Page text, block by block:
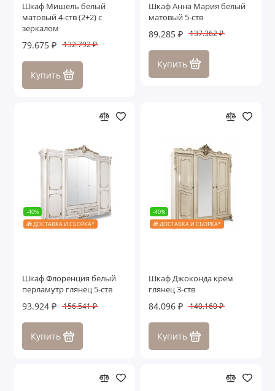
Шкаф Мишель белый
матовый 4-ств (2+2) с
зеркалом
79.675 ₽ 132.792 ₽
Купить
Шкаф Анна Мария белый
матовый 5-ств
89.285 ₽ 137.362 ₽
Купить
-40%
🎁 ДОСТАВКА И СБОРКА*
Шкаф Флоренция белый
перламутр глянец 5-ств
93.924 ₽ 156.541 ₽
Купить
-40%
🎁 ДОСТАВКА И СБОРКА*
Шкаф Джоконда крем
глянец 3-ств
84.096 ₽ 140.160 ₽
Купить